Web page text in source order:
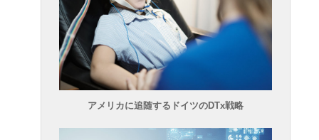
アメリカに追随するドイツのDTx戦略